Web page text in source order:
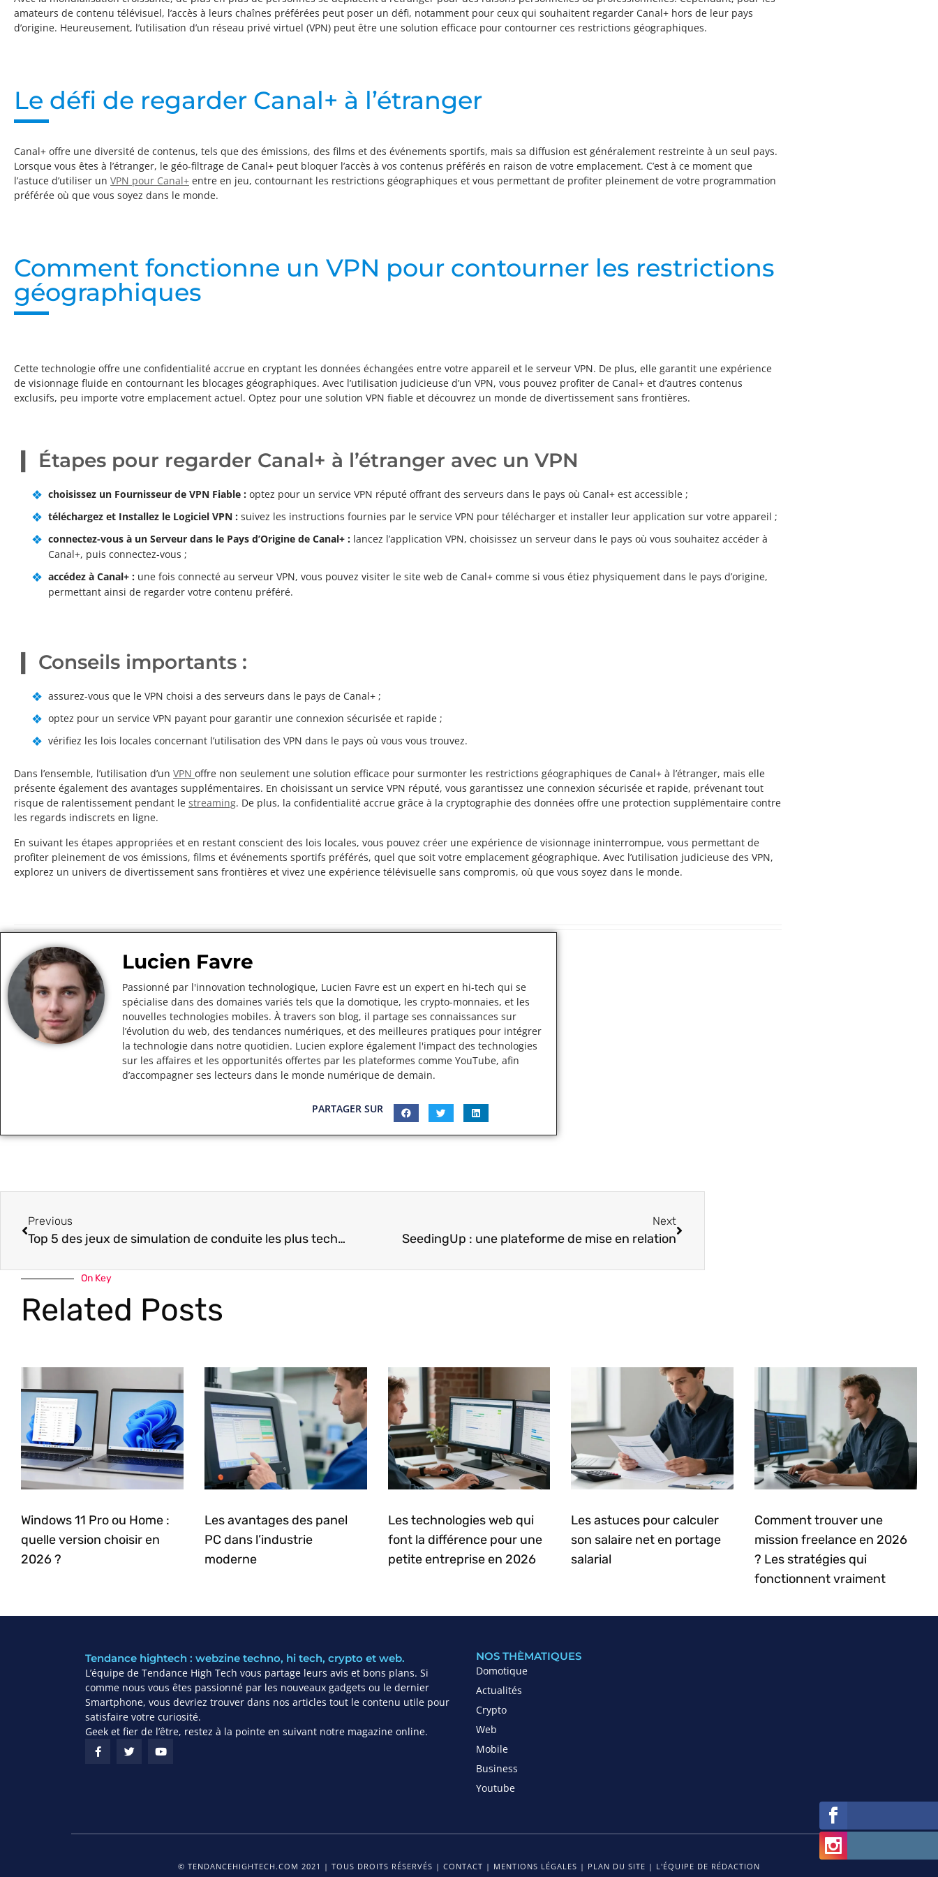
amateurs de contenu télévisuel, l’accès à leurs chaînes préférées peut poser un défi, notamment pour ceux qui souhaitent regarder Canal+ hors de leur pays
d’origine. Heureusement, l’utilisation d’un réseau privé virtuel (VPN) peut être une solution efficace pour contourner ces restrictions géographiques.
Le défi de regarder Canal+ à l’étranger
Canal+ offre une diversité de contenus, tels que des émissions, des films et des événements sportifs, mais sa diffusion est généralement restreinte à un seul pays.
Lorsque vous êtes à l’étranger, le géo-filtrage de Canal+ peut bloquer l’accès à vos contenus préférés en raison de votre emplacement. C’est à ce moment que
l’astuce d’utiliser un VPN pour Canal+ entre en jeu, contournant les restrictions géographiques et vous permettant de profiter pleinement de votre programmation
préférée où que vous soyez dans le monde.
Comment fonctionne un VPN pour contourner les restrictions
géographiques
Cette technologie offre une confidentialité accrue en cryptant les données échangées entre votre appareil et le serveur VPN. De plus, elle garantit une expérience
de visionnage fluide en contournant les blocages géographiques. Avec l’utilisation judicieuse d’un VPN, vous pouvez profiter de Canal+ et d’autres contenus
exclusifs, peu importe votre emplacement actuel. Optez pour une solution VPN fiable et découvrez un monde de divertissement sans frontières.
Étapes pour regarder Canal+ à l’étranger avec un VPN
choisissez un Fournisseur de VPN Fiable : optez pour un service VPN réputé offrant des serveurs dans le pays où Canal+ est accessible ;
téléchargez et Installez le Logiciel VPN : suivez les instructions fournies par le service VPN pour télécharger et installer leur application sur votre appareil ;
connectez-vous à un Serveur dans le Pays d’Origine de Canal+ : lancez l’application VPN, choisissez un serveur dans le pays où vous souhaitez accéder à
Canal+, puis connectez-vous ;
accédez à Canal+ : une fois connecté au serveur VPN, vous pouvez visiter le site web de Canal+ comme si vous étiez physiquement dans le pays d’origine,
permettant ainsi de regarder votre contenu préféré.
Conseils importants :
assurez-vous que le VPN choisi a des serveurs dans le pays de Canal+ ;
optez pour un service VPN payant pour garantir une connexion sécurisée et rapide ;
vérifiez les lois locales concernant l’utilisation des VPN dans le pays où vous vous trouvez.
Dans l’ensemble, l’utilisation d’un VPN offre non seulement une solution efficace pour surmonter les restrictions géographiques de Canal+ à l’étranger, mais elle
présente également des avantages supplémentaires. En choisissant un service VPN réputé, vous garantissez une connexion sécurisée et rapide, prévenant tout
risque de ralentissement pendant le streaming. De plus, la confidentialité accrue grâce à la cryptographie des données offre une protection supplémentaire contre
les regards indiscrets en ligne.
En suivant les étapes appropriées et en restant conscient des lois locales, vous pouvez créer une expérience de visionnage ininterrompue, vous permettant de
profiter pleinement de vos émissions, films et événements sportifs préférés, quel que soit votre emplacement géographique. Avec l’utilisation judicieuse des VPN,
explorez un univers de divertissement sans frontières et vivez une expérience télévisuelle sans compromis, où que vous soyez dans le monde.
Lucien Favre
Passionné par l'innovation technologique, Lucien Favre est un expert en hi-tech qui se
spécialise dans des domaines variés tels que la domotique, les crypto-monnaies, et les
nouvelles technologies mobiles. À travers son blog, il partage ses connaissances sur
l’évolution du web, des tendances numériques, et des meilleures pratiques pour intégrer
la technologie dans notre quotidien. Lucien explore également l'impact des technologies
sur les affaires et les opportunités offertes par les plateformes comme YouTube, afin
d’accompagner ses lecteurs dans le monde numérique de demain.
PARTAGER SUR
Previous
Top 5 des jeux de simulation de conduite les plus technologiques du moment.
Next
SeedingUp : une plateforme de mise en relation
On Key
Related Posts
Windows 11 Pro ou Home :
quelle version choisir en
2026 ?
Les avantages des panel
PC dans l’industrie
moderne
Les technologies web qui
font la différence pour une
petite entreprise en 2026
Les astuces pour calculer
son salaire net en portage
salarial
Comment trouver une
mission freelance en 2026
? Les stratégies qui
fonctionnent vraiment
Tendance hightech : webzine techno, hi tech, crypto et web.
L’équipe de Tendance High Tech vous partage leurs avis et bons plans. Si
comme nous vous êtes passionné par les nouveaux gadgets ou le dernier
Smartphone, vous devriez trouver dans nos articles tout le contenu utile pour
satisfaire votre curiosité.
Geek et fier de l’être, restez à la pointe en suivant notre magazine online.
NOS THÈMATIQUES
Domotique
Actualités
Crypto
Web
Mobile
Business
Youtube
© TENDANCEHIGHTECH.COM 2021 | TOUS DROITS RÉSERVÉS | CONTACT | MENTIONS LÉGALES | PLAN DU SITE | L'ÉQUIPE DE RÉDACTION